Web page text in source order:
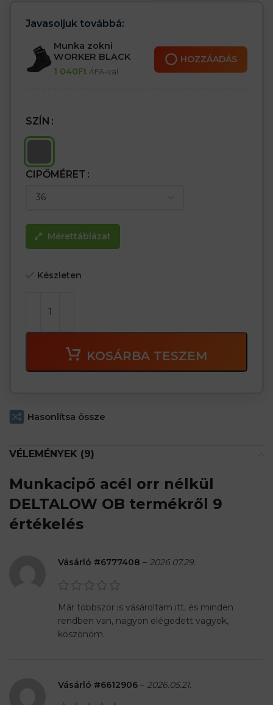
keményebb, belül pedig puhább legyen
– Lengéscsillapítás a sarokban
– Cambrelle típusú bélés, amely jól felszívja az izzadságot
– OB E kategória FO SRC
Az élénk szürke szín tökéletes a forró napokra
Javasoljuk továbbá:
Munka zokni
WORKER BLACK
1 040Ft ÁFA-val
HOZZÁADÁS
SZÍN
CIPŐMÉRET
Mérettáblázat
Készleten
KOSÁRBA TESZEM
Hasonlítsa össze
VÉLEMÉNYEK (9)
Munkacipő acél orr nélkül
DELTALOW OB termékről 9
értékelés
Vásárló #6777408 – 2026.07.29.
Már többször is vásároltam itt, és minden
rendben van, nagyon elégedett vagyok,
köszönöm.
Vásárló #6612906 – 2026.05.21.